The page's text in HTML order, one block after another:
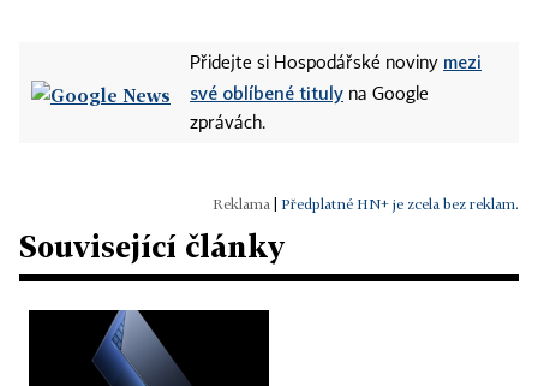
Přidejte si Hospodářské noviny mezi
své oblíbené tituly na Google
zprávách.
Předplatné HN+ je zcela bez reklam.
Související články